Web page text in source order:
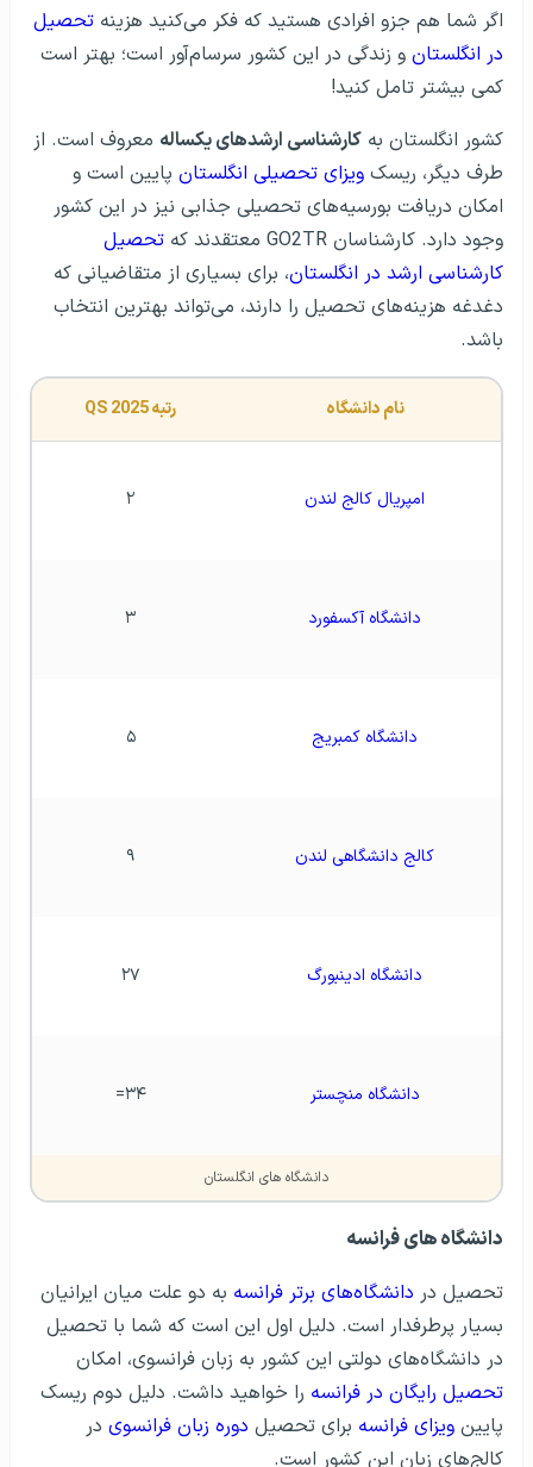
اگر شما هم جزو افرادی هستید که فکر می‌کنید هزینه تحصیل
در انگلستان و زندگی در این کشور سرسام‌آور است؛ بهتر است
کمی بیشتر تامل کنید!
کشور انگلستان به کارشناسی ارشد‌های یکساله معروف است. از
طرف دیگر، ریسک ویزای تحصیلی انگلستان پایین است و
امکان دریافت بورسیه‌های تحصیلی جذابی نیز در این کشور
وجود دارد. کارشناسان GO2TR معتقدند که
تحصیل
کارشناسی ارشد در انگلستان، برای بسیاری از متقاضیانی که
دغدغه هزینه‌های تحصیل را دارند، می‌تواند بهترین انتخاب
باشد.
نام دانشگاه رتبه QS 2025
امپریال کالج لندن ۲
دانشگاه آکسفورد ۳
دانشگاه کمبریج ۵
کالج دانشگاهی لندن ۹
دانشگاه ادینبورگ ۲۷
دانشگاه منچستر ۳۴=
دانشگاه های انگلستان
دانشگاه های فرانسه
تحصیل در دانشگاه‌های برتر فرانسه به دو علت میان ایرانیان
بسیار پرطرفدار است. دلیل اول این است که شما با تحصیل
در دانشگاه‌های دولتی این کشور به زبان فرانسوی، امکان
تحصیل رایگان در فرانسه را خواهید داشت. دلیل دوم ریسک
پایین ویزای فرانسه برای تحصیل دوره زبان فرانسوی در
کالج‌های زبان این کشور است.